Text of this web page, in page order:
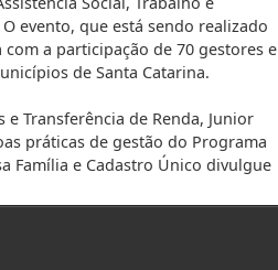
evento, que está sendo realizado
a participação de 70 gestores e
de Santa Catarina.
Transferência de Renda, Junior
práticas de gestão do Programa
Família e Cadastro Único divulgue